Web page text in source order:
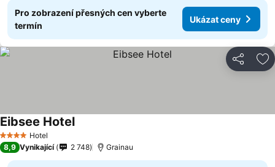
Pro zobrazení přesných cen vyberte
termín
Ukázat ceny
Sdílet
4 Počet hvězdiček
Hotel
Eibsee HotelUkázat ceny
8,9 Vynikající 2 748 Grainau